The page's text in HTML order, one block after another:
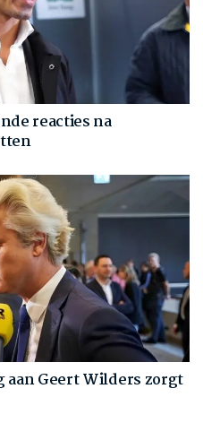
reacties na
aan Geert Wilders zorgt